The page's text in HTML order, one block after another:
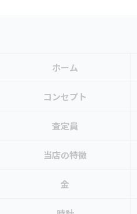
ホーム
コンセプト
査定員
当店の特徴
金